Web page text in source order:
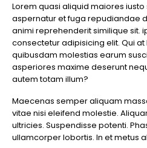
Lorem quasi aliquid maiores
aspernatur et fuga repudiandae
animi reprehenderit similique sit.
consectetur adipisicing elit. Qui
quibusdam molestias earum
asperiores maxime deserunt
autem totam illum?
Maecenas semper aliquam
vitae nisi eleifend molestie.
ultricies. Suspendisse potenti.
ullamcorper lobortis. In et metus